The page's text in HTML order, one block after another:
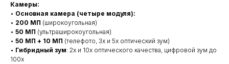
Камеры:
• Основная камера (четыре модуля):
• 200 МП (широкоугольная)
• 50 МП (ультраширокоугольная)
• 50 МП + 10 МП (телефото, 3x и 5x оптический зум)
• Гибридный зум: 2x и 10x оптического качества, цифровой зум до
100x